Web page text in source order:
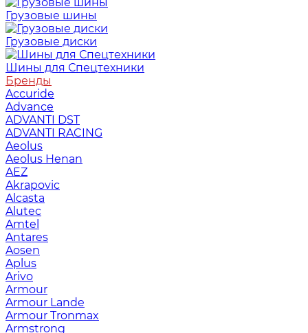
Грузовые шины
Грузовые диски
Шины для Спецтехники
Бренды
Accuride
Advance
ADVANTI DST
ADVANTI RACING
Aeolus
Aeolus Henan
AEZ
Akrapovic
Alcasta
Alutec
Amtel
Antares
Aosen
Aplus
Arivo
Armour
Armour Lande
Armour Tronmax
Armstrong